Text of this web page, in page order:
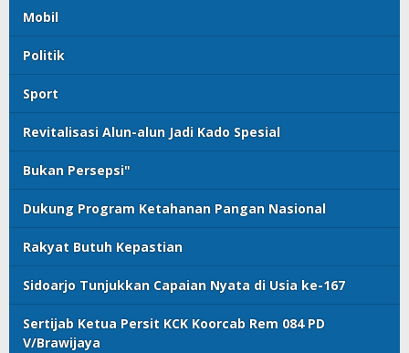
Mobil
Politik
Sport
Revitalisasi Alun-alun Jadi Kado Spesial
Bukan Persepsi"
Dukung Program Ketahanan Pangan Nasional
Rakyat Butuh Kepastian
Sidoarjo Tunjukkan Capaian Nyata di Usia ke-167
Sertijab Ketua Persit KCK Koorcab Rem 084 PD
V/Brawijaya